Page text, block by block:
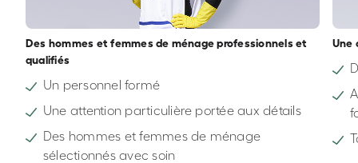
Des hommes et femmes de ménage professionnels et
qualifiés
Un personnel formé
Une attention particulière portée aux détails
Des hommes et femmes de ménage
sélectionnés avec soin
Une